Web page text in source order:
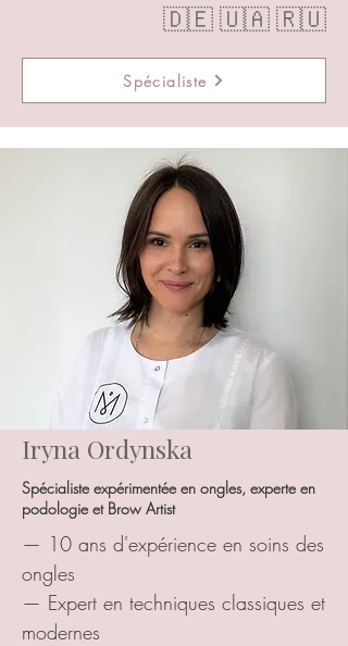
🇩🇪 🇺🇦 🇷🇺
Spécialiste
Iryna Ordynska
Spécialiste expérimentée en ongles, experte en
podologie et Brow Artist
— 10 ans d'expérience en soins des
ongles
— Expert en techniques classiques et
modernes